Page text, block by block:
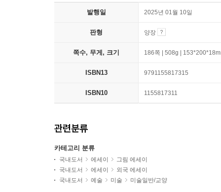
발행일 2025년 01월 10일
판형 양장
쪽수, 무게, 크기 186쪽 | 508g |
ISBN13 9791155817315
ISBN10 1155817311
관련분류
카테고리 분류
국내도서 에세이
그림 에세이
국내도서
에세이
외국 에세이
국내도서
예술 미술 미술일반/교양